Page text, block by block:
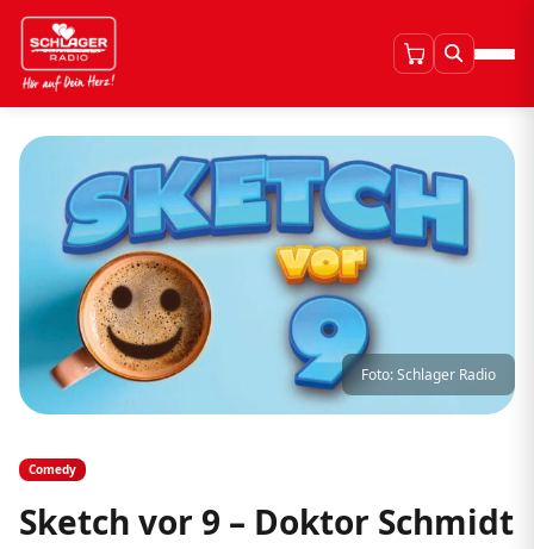
Foto: Schlager Radio
Comedy
Sketch vor 9 – Doktor Schmidt